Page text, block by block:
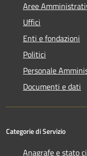
Aree
Uffici
Enti e fondazioni
Politici
Personale
Documenti e dati
Categorie di Servizio
Anagrafe e stato